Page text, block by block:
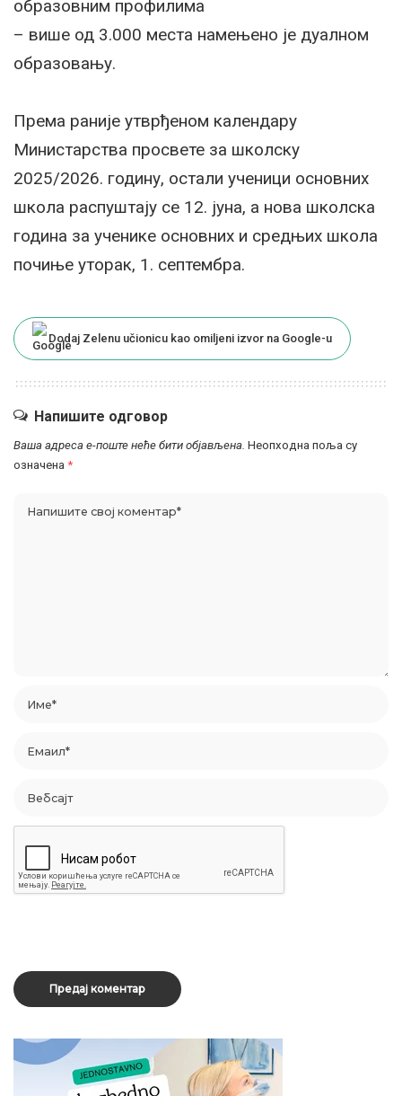
образовним профилима
– више од 3.000 места намењено је дуалном
образовању.
Према раније утврђеном календару
Министарства просвете за школску
2025/2026. годину, остали ученици основних
школа распуштају се 12. јуна, а нова школска
година за ученике основних и средњих школа
почиње уторак, 1. септембра.
Dodaj Zelenu učionicu kao omiljeni izvor na Google-u
Напишите одговор
Ваша адреса е-поште неће бити објављена. Неопходна поља су
означена *